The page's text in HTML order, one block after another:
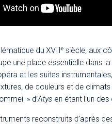
du XVIIᵉ siècle, aux
une place essentielle dans
et les suites
de couleurs et de
» d’Atys en étant l’un
reconstruits d’après